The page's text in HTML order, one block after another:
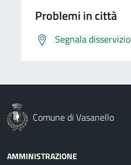
Problemi in città
Segnala disservizio
Comune di Vasanello
AMMINISTRAZIONE